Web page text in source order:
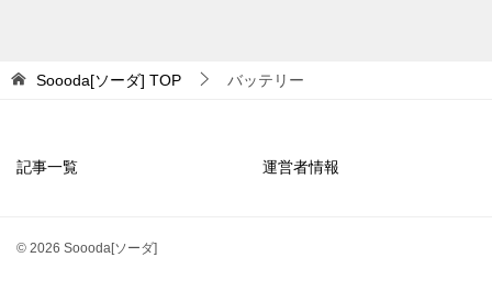
Soooda[ソーダ] TOP バッテリー
記事一覧 運営者情報
© 2026 Soooda[ソーダ]